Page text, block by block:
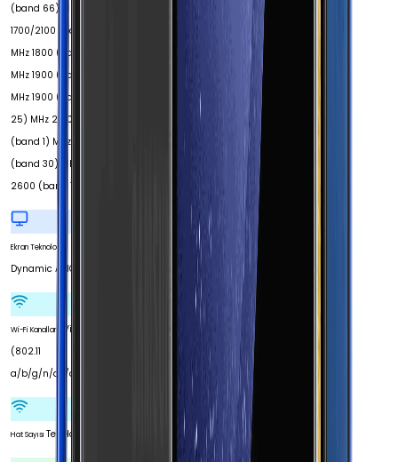
(band 66) MHz
1700/2100 (band 4)
MHz 1800 (band 3)
MHz 1900 (band 2)
MHz 1900 (band
25) MHz 2100
(band 1) MHz 2300
(band 30) MHz
2600 (band 7) MHz
Ekran Teknolojisi
Dynamic AMOLED
Wi-Fi Kanalları
Wi-Fi 6
(802.11
a/b/g/n/ac/ax)
Hat Sayısı Tek Hat